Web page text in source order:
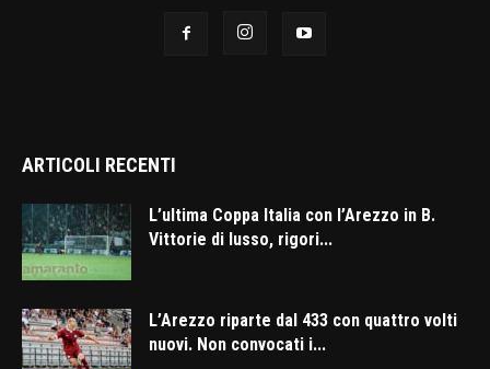
ARTICOLI RECENTI
L’ultima Coppa Italia con l’Arezzo in B.
Vittorie di lusso, rigori...
L’Arezzo riparte dal 433 con quattro volti
nuovi. Non convocati i...